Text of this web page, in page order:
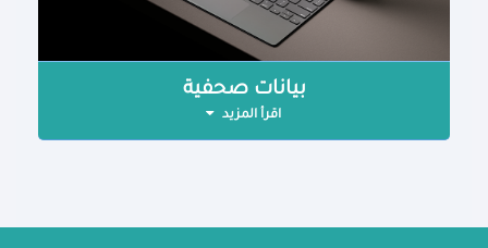
بيانات صحفية
اقرأ المزيد